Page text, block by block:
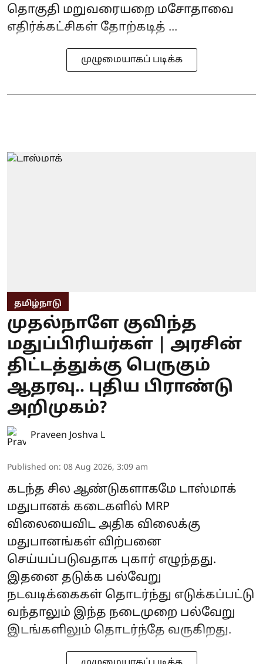
தொகுதி மறுவரையறை மசோதாவை
எதிர்க்கட்சிகள் தோற்கடித் ...
முழுமையாகப் படிக்க
தமிழ்நாடு
முதல்நாளே குவிந்த
மதுப்பிரியர்கள் | அரசின்
திட்டத்துக்கு பெருகும்
ஆதரவு.. புதிய பிராண்டு
அறிமுகம்?
Praveen Joshva L
Published on: 08 Aug 2026, 3:09 am
கடந்த சில ஆண்டுகளாகமே டாஸ்மாக்
மதுபானக் கடைகளில் MRP
விலையைவிட அதிக விலைக்கு
மதுபானங்கள் விற்பனை
செய்யப்படுவதாக புகார் எழுந்தது.
இதனை தடுக்க பல்வேறு
நடவடிக்கைகள் தொடர்ந்து எடுக்கப்பட்டு
வந்தாலும் இந்த நடைமுறை பல்வேறு
இடங்களிலும் தொடர்ந்தே வருகிறது.